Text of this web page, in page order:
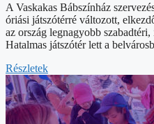
A Vaskakas Bábszínház
óriási játszótérré változott,
az ország legnagyobb
Hatalmas játszótér lett a
Részletek